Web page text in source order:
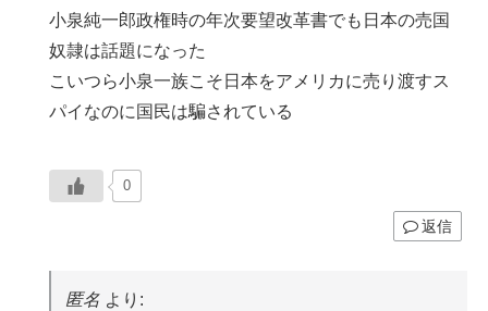
小泉純一郎政権時の年次要望改革書でも日本の売国
奴隷は話題になった
こいつら小泉一族こそ日本をアメリカに売り渡すス
パイなのに国民は騙されている
0
返信
匿名 より: